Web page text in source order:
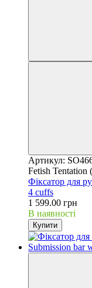
Артикул:
Fetish Tentation
Фіксатор для
4 cuffs
1 599.00 грн
В наявності
Купити